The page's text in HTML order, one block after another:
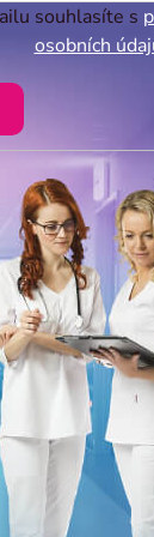
souhlasíte s
osobních